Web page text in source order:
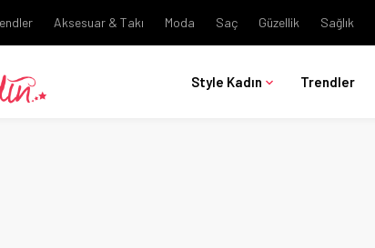
Aksesuar & Takı Moda Saç Güzellik Sağlık
Style Kadın Trendler